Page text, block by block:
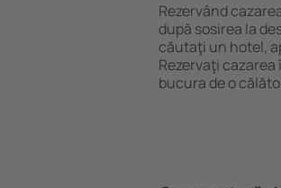
Rezervând
după sosirea la
căutaţi un hotel,
Rezervaţi
bucura de o